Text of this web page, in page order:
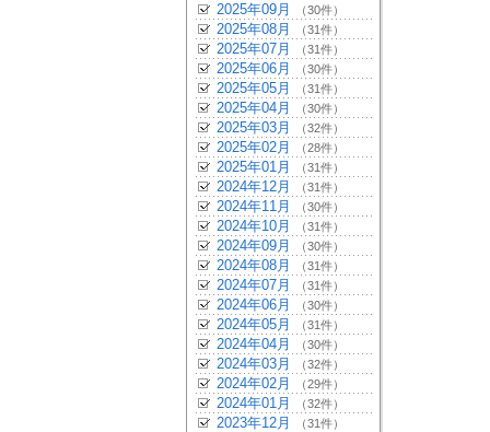
2025年09月 （30件）
2025年08月 （31件）
2025年07月 （31件）
2025年06月 （30件）
2025年05月 （31件）
2025年04月 （30件）
2025年03月 （32件）
2025年02月 （28件）
2025年01月 （31件）
2024年12月 （31件）
2024年11月 （30件）
2024年10月 （31件）
2024年09月 （30件）
2024年08月 （31件）
2024年07月 （31件）
2024年06月 （30件）
2024年05月 （31件）
2024年04月 （30件）
2024年03月 （32件）
2024年02月 （29件）
2024年01月 （32件）
2023年12月 （31件）